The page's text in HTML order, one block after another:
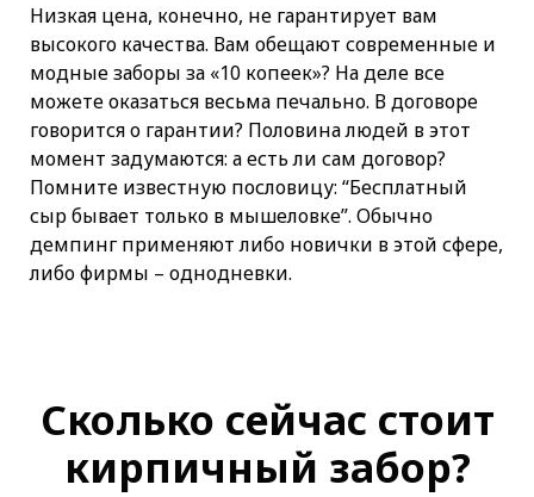
Низкая цена, конечно, не гарантирует вам
высокого качества. Вам обещают современные и
модные заборы за «10 копеек»? На деле все
можете оказаться весьма печально. В договоре
говорится о гарантии? Половина людей в этот
момент задумаются: а есть ли сам договор?
Помните известную пословицу: “Бесплатный
сыр бывает только в мышеловке”. Обычно
демпинг применяют либо новички в этой сфере,
либо фирмы – однодневки.
Сколько сейчас стоит
кирпичный забор?